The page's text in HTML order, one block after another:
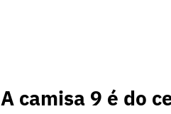
A camisa 9 é do